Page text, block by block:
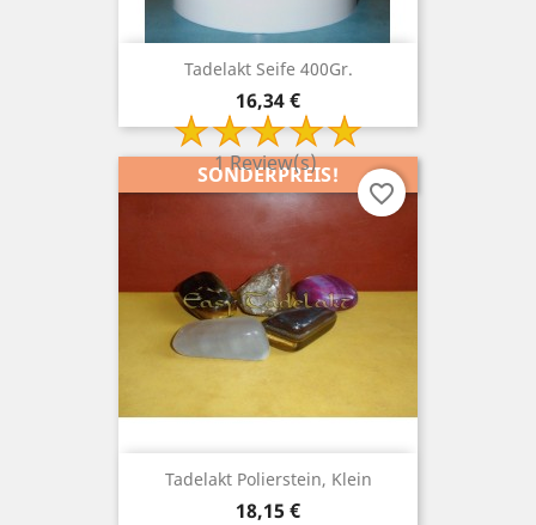
Tadelakt Seife 400Gr.
Preis
16,34 €
1 Review(s)
Tadelakt Polierstein, Klein
Preis
18,15 €
SONDERPREIS!
favorite_border